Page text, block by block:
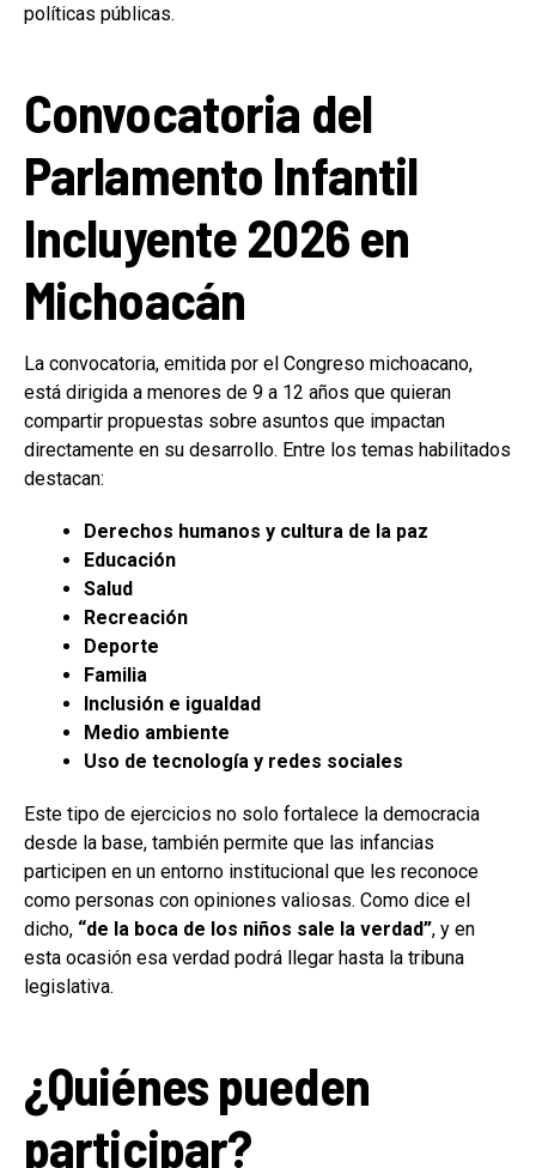
políticas públicas.
Convocatoria del
Parlamento Infantil
Incluyente 2026 en
Michoacán
La convocatoria, emitida por el Congreso michoacano,
está dirigida a menores de 9 a 12 años que quieran
compartir propuestas sobre asuntos que impactan
directamente en su desarrollo. Entre los temas habilitados
destacan:
Derechos humanos y cultura de la paz
Educación
Salud
Recreación
Deporte
Familia
Inclusión e igualdad
Medio ambiente
Uso de tecnología y redes sociales
Este tipo de ejercicios no solo fortalece la democracia
desde la base, también permite que las infancias
participen en un entorno institucional que les reconoce
como personas con opiniones valiosas. Como dice el
dicho, “de la boca de los niños sale la verdad”, y en
esta ocasión esa verdad podrá llegar hasta la tribuna
legislativa.
¿Quiénes pueden
participar?